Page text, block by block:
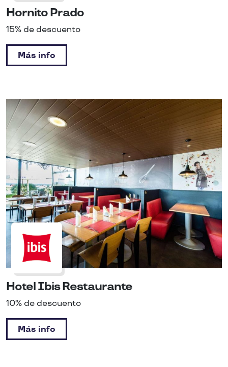
Hornito Prado
15% de descuento
Más info
Hotel Ibis Restaurante
10% de descuento
Más info